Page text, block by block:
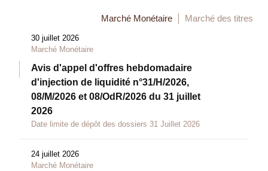
Marché Monétaire Marché des titres
30 juillet 2026
Marché Monétaire
Avis d'appel d'offres hebdomadaire
d'injection de liquidité n°31/H/2026,
08/M/2026 et 08/OdR/2026 du 31 juillet
2026
Date limite de dépôt des dossiers 31 Juillet 2026
24 juillet 2026
Marché Monétaire